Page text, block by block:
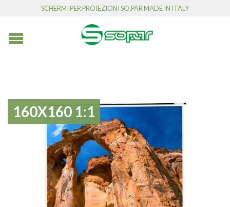
SCHERMI PER PROIEZIONI SO.PAR MADE IN ITALY
160X160 1:1